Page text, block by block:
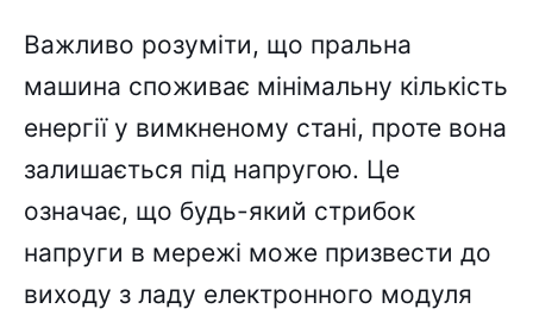
Важливо розуміти, що пральна
машина споживає мінімальну кількість
енергії у вимкненому стані, проте вона
залишається під напругою. Це
означає, що будь-який стрибок
напруги в мережі може призвести до
виходу з ладу електронного модуля